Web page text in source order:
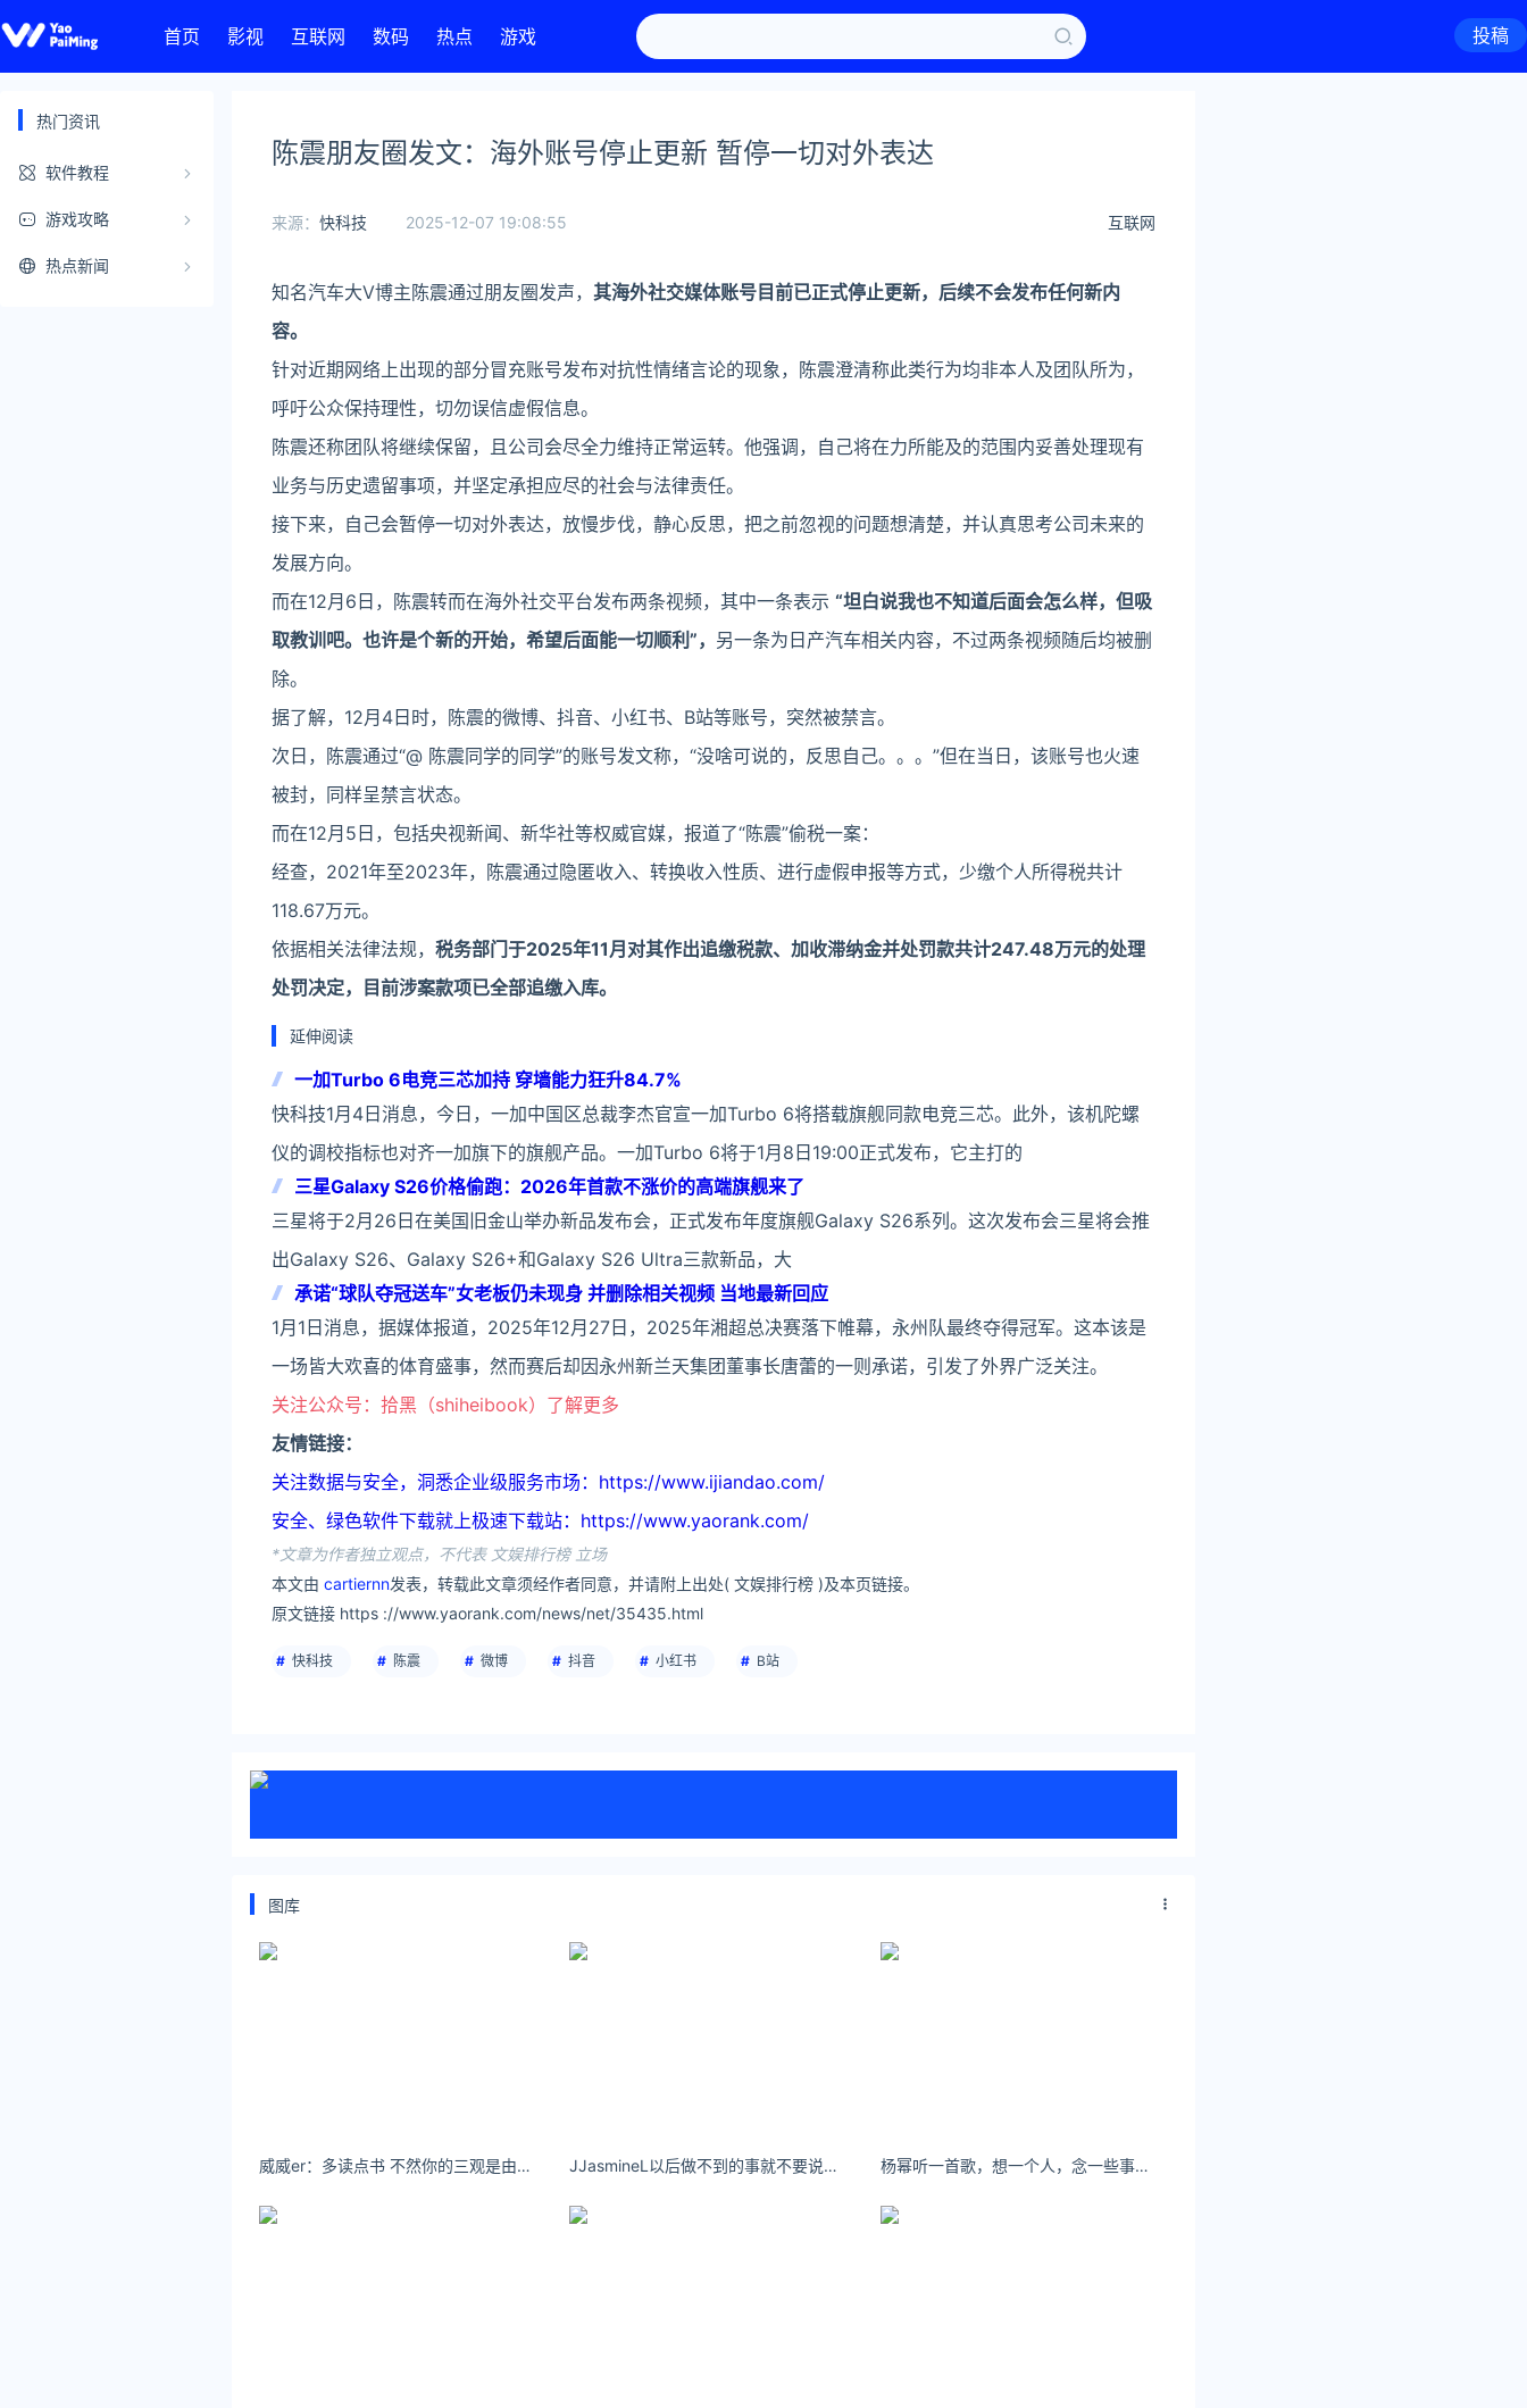
首页 影视 互联网 数码 热点 游戏 投稿
热门资讯
软件教程
游戏攻略
热点新闻
陈震朋友圈发文：海外账号停止更新 暂停一切对外表达
互联网
来源： 快科技 2025-12-07 19:08:55
知名汽车大V博主陈震通过朋友圈发声， 其海外社交媒体账号目前已正式停止更新，后续不会发布任何新内
容。
针对近期网络上出现的部分冒充账号发布对抗性情绪言论的现象，陈震澄清称此类行为均非本人及团队所为，
呼吁公众保持理性，切勿误信虚假信息。
陈震还称团队将继续保留，且公司会尽全力维持正常运转。他强调，自己将在力所能及的范围内妥善处理现有
业务与历史遗留事项，并坚定承担应尽的社会与法律责任。
接下来，自己会暂停一切对外表达，放慢步伐，静心反思，把之前忽视的问题想清楚，并认真思考公司未来的
发展方向。
而在12月6日，陈震转而在海外社交平台发布两条视频，其中一条表示 “坦白说我也不知道后面会怎么样，但吸
取教训吧。也许是个新的开始，希望后面能一切顺利”， 另一条为日产汽车相关内容，不过两条视频随后均被删
除。
据了解，12月4日时，陈震的微博、抖音、小红书、B站等账号，突然被禁言。
次日，陈震通过“@ 陈震同学的同学”的账号发文称，“没啥可说的，反思自己。。。”但在当日，该账号也火速
被封，同样呈禁言状态。
而在12月5日，包括央视新闻、新华社等权威官媒，报道了“陈震”偷税一案：
经查，2021年至2023年，陈震通过隐匿收入、转换收入性质、进行虚假申报等方式，少缴个人所得税共计
118.67万元。
依据相关法律法规， 税务部门于2025年11月对其作出追缴税款、加收滞纳金并处罚款共计247.48万元的处理
处罚决定，目前涉案款项已全部追缴入库。
延伸阅读
一加Turbo 6电竞三芯加持 穿墙能力狂升84.7%
快科技1月4日消息，今日，一加中国区总裁李杰官宣一加Turbo 6将搭载旗舰同款电竞三芯。此外，该机陀螺
仪的调校指标也对齐一加旗下的旗舰产品。一加Turbo 6将于1月8日19:00正式发布，它主打的
三星Galaxy S26价格偷跑：2026年首款不涨价的高端旗舰来了
三星将于2月26日在美国旧金山举办新品发布会，正式发布年度旗舰Galaxy S26系列。这次发布会三星将会推
出Galaxy S26、Galaxy S26+和Galaxy S26 Ultra三款新品，大
承诺“球队夺冠送车”女老板仍未现身 并删除相关视频 当地最新回应
1月1日消息，据媒体报道，2025年12月27日，2025年湘超总决赛落下帷幕，永州队最终夺得冠军。这本该是
一场皆大欢喜的体育盛事，然而赛后却因永州新兰天集团董事长唐蕾的一则承诺，引发了外界广泛关注。
关注公众号：拾黑（shiheibook）了解更多
友情链接：
关注数据与安全，洞悉企业级服务市场：https://www.ijiandao.com/
安全、绿色软件下载就上极速下载站：https://www.yaorank.com/
*文章为作者独立观点，不代表 文娱排行榜 立场
本文由 cartiernn发表，转载此文章须经作者同意，并请附上出处( 文娱排行榜 )及本页链接。
原文链接 https ://www.yaorank.com/news/net/35435.html
快科技 陈震 微博 抖音 小红书 B站
图库
威威er：多读点书 不然你的三观是由你的亲朋好友决定的。 JJasmineL以后做不到的事就不要说出口了 杨幂听一首歌，想一个人，念一些事，盼一些话。